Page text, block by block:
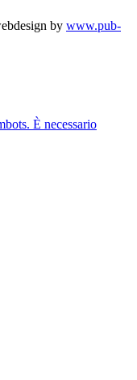
by www.pub-
È necessario